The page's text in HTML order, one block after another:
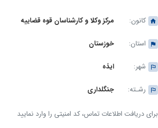
کانون: مرکز وکلا و کارشناسان قوه قضاییه
استان: خوزستان
شهر: ایذه
رشـته: جنگلداری
برای دریافت اطلاعات تماس، کد امنیتی را وارد نمایید